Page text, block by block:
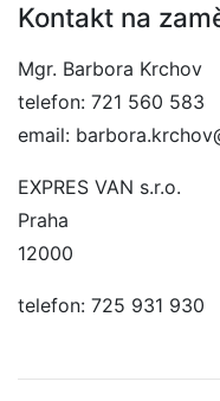
Kontakt na
Mgr. Barbora Krchov
telefon: 721 560 583
email:
EXPRES VAN s.r.o.
Praha
12000
telefon: 725 931 930